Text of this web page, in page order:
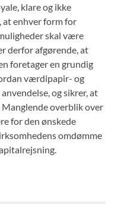
klare og ikke
enhver form for
skal være
derfor afgørende, at
foretager en grundig
værdipapir- og
og sikrer, at
overblik over
for den ønskede
omdømme